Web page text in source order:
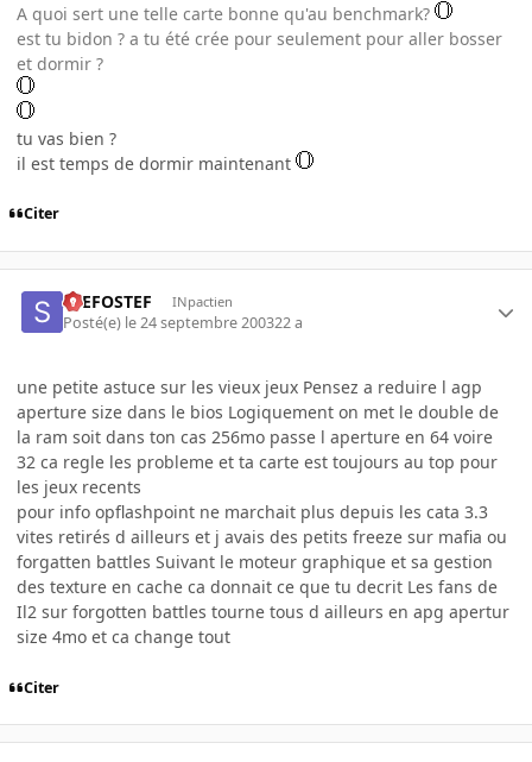
A quoi sert une telle carte bonne qu'au benchmark?
est tu bidon ? a tu été crée pour seulement pour aller bosser
et dormir ?
tu vas bien ?
il est temps de dormir maintenant
Citer
STEFOSTEF INpactien
Posté(e) le 24 septembre 200322 a
une petite astuce sur les vieux jeux Pensez a reduire l agp
aperture size dans le bios Logiquement on met le double de
la ram soit dans ton cas 256mo passe l aperture en 64 voire
32 ca regle les probleme et ta carte est toujours au top pour
les jeux recents
pour info opflashpoint ne marchait plus depuis les cata 3.3
vites retirés d ailleurs et j avais des petits freeze sur mafia ou
forgatten battles Suivant le moteur graphique et sa gestion
des texture en cache ca donnait ce que tu decrit Les fans de
Il2 sur forgotten battles tourne tous d ailleurs en apg apertur
size 4mo et ca change tout
Citer